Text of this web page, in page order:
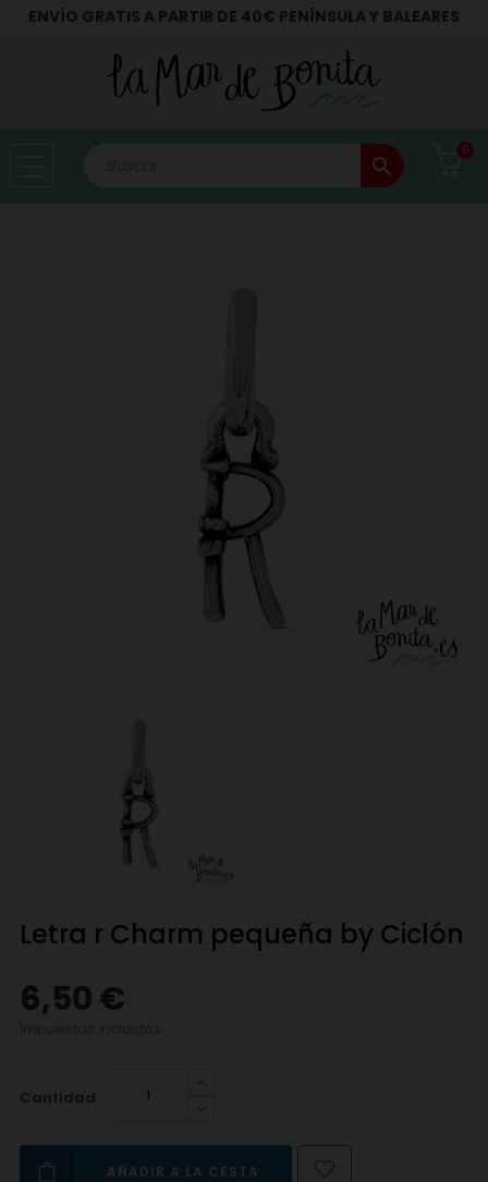
ENVÍO GRATIS A PARTIR DE 40€ PENÍNSULA Y BALEARES
search
0
Letra r Charm pequeña by Ciclón
6,50 €
Cantidad
AÑADIR A LA CESTA